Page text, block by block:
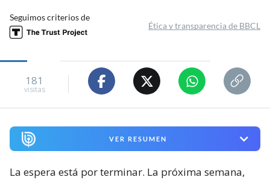
Seguimos criterios de
Ética y transparencia de BBCL
181
visitas
VER RESUMEN
La espera está por terminar. La próxima semana,